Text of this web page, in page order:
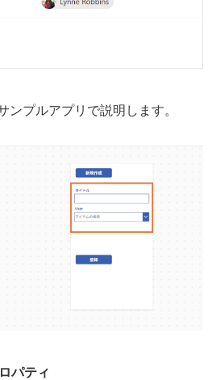
ンプルアプリで説明します。
パティ